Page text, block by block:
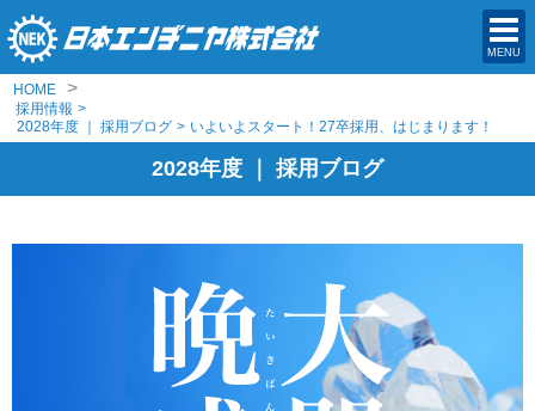
MENU
HOME >
採用情報 >
2028年度 ｜ 採用ブログ > いよいよスタート！27卒採用、はじまります！
2028年度 ｜ 採用ブログ